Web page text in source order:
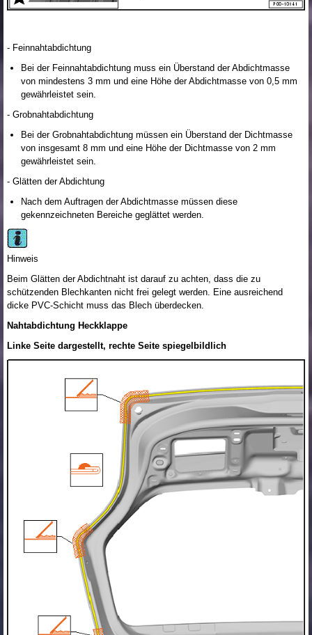
- Feinnahtabdichtung
Bei der Feinnahtabdichtung muss ein Überstand der Abdichtmasse
von mindestens 3 mm und eine Höhe der Abdichtmasse von 0,5 mm
gewährleistet sein.
- Grobnahtabdichtung
Bei der Grobnahtabdichtung müssen ein Überstand der Dichtmasse
von insgesamt 8 mm und eine Höhe der Dichtmasse von 2 mm
gewährleistet sein.
- Glätten der Abdichtung
Nach dem Auftragen der Abdichtmasse müssen diese
gekennzeichneten Bereiche geglättet werden.
Hinweis
Beim Glätten der Abdichtnaht ist darauf zu achten, dass die zu
schützenden Blechkanten nicht frei gelegt werden. Eine ausreichend
dicke PVC-Schicht muss das Blech überdecken.
Nahtabdichtung Heckklappe
Linke Seite dargestellt, rechte Seite spiegelbildlich